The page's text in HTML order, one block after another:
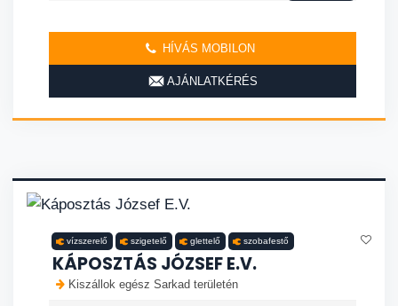
HÍVÁS MOBILON
AJÁNLATKÉRÉS
vízszerelő szigetelő glettelő szobafestő
KÁPOSZTÁS JÓZSEF E.V.
Kiszállok egész Sarkad területén